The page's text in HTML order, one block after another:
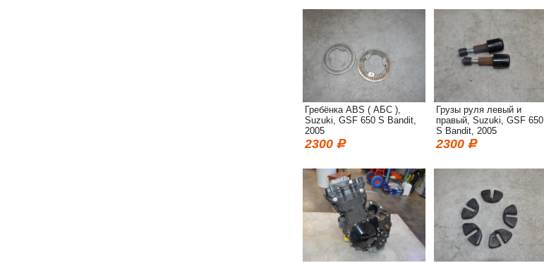
Гребёнка ABS ( АБС ),
Suzuki, GSF 650 S Bandit,
2005
2300
Грузы руля левый и
правый, Suzuki, GSF 650
S Bandit, 2005
2300